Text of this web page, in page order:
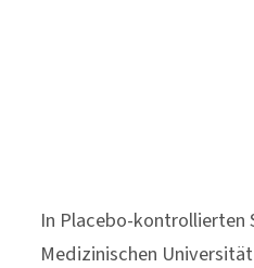
anti-entzündlich
Probiotikumssowohl bei